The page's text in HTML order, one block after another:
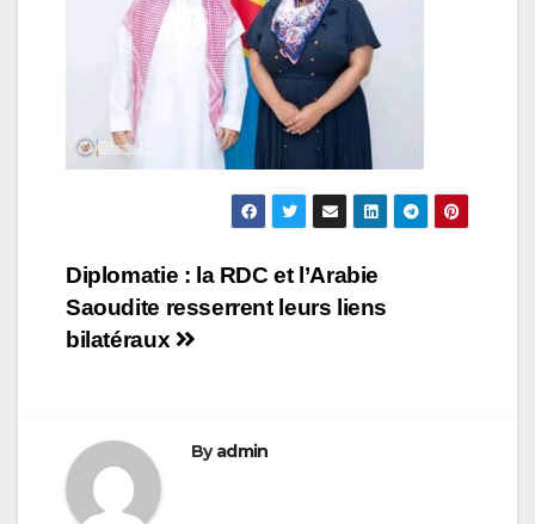
Navigation
de
Diplomatie : la RDC et l’Arabie
Saoudite resserrent leurs liens
bilatéraux
Byadmin